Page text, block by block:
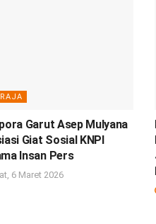
Garut Asep Mulyana
Giat Sosial KNPI
Insan Pers
6 Maret 2026